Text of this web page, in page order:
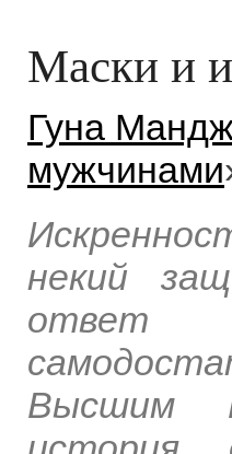
Маски и
Гуна
мужчинами
некий
ответ
Высшим